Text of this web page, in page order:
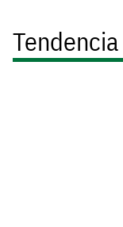
Tendencia